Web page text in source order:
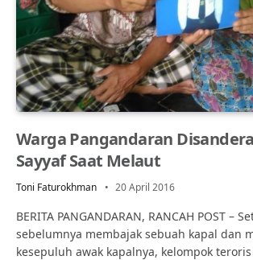
Warga Pangandaran
Sayyaf Saat Melaut
Toni Faturokhman 20 April 2016
BERITA PANGANDARAN, RANCAH POST –
sebelumnya membajak sebuah kapal dan
kesepuluh awak kapalnya, kelompok